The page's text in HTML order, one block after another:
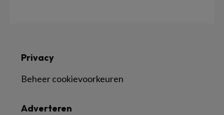
Adverteren
Privacy
Beheer cookievoorkeuren